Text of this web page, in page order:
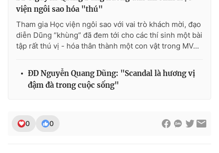
viện ngôi sao hóa "thú"
Tham gia Học viện ngôi sao với vai trò khách mời, đạo
diễn Dũng “khùng” đã đem tới cho các thí sinh một bài
tập rất thú vị - hóa thân thành một con vật trong MV...
ĐD Nguyễn Quang Dũng: "Scandal là hương vị
đậm đà trong cuộc sống"
0 0